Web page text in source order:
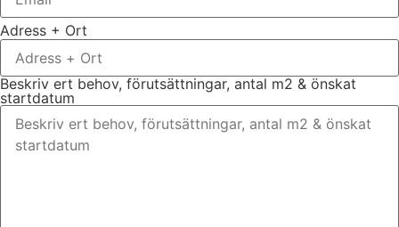
Adress + Ort
Beskriv ert behov, förutsättningar, antal m2 & önskat
startdatum